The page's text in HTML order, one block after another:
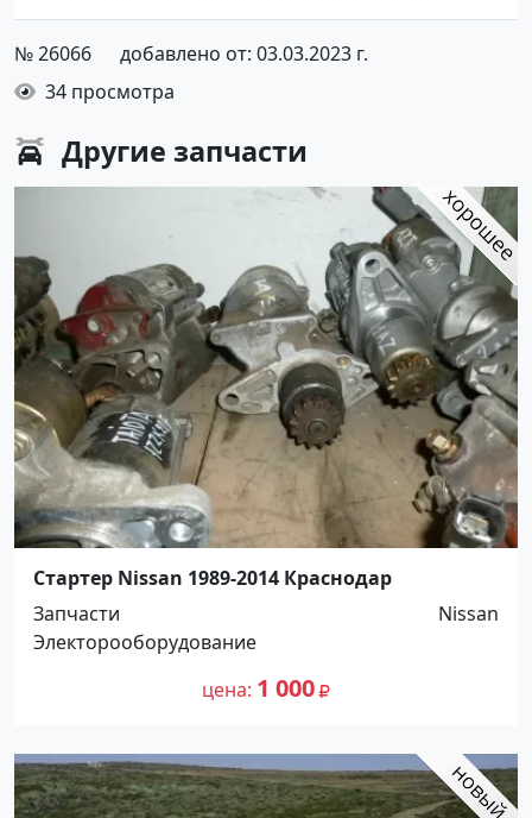
№ 26066
добавлено от: 03.03.2023 г.
34 просмотра
Другие запчасти
Стартер Nissan 1989-2014 Краснодар
Запчасти
Nissan
Электорооборудование
цена 1 000